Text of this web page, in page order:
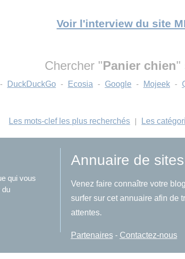
Voir l'interview du site
Chercher "Panier chien"
- DuckDuckGo - Ecosia - Google - Mojeek -
Les mots-clef les plus recherchés | Les
qui vous
du
Annuaire de sites
Venez faire connaître votre
surfer sur cet annuaire afin de
attentes.
Partenaires- Contactez-nous